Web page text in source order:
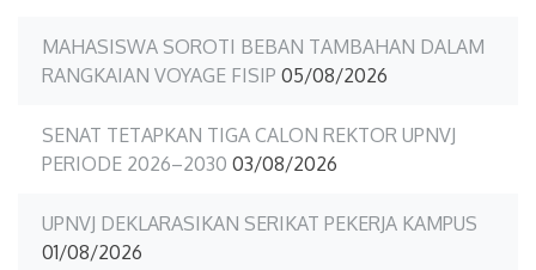
MAHASISWA SOROTI BEBAN TAMBAHAN DALAM
RANGKAIAN VOYAGE FISIP 05/08/2026
SENAT TETAPKAN TIGA CALON REKTOR UPNVJ
PERIODE 2026–2030 03/08/2026
UPNVJ DEKLARASIKAN SERIKAT PEKERJA KAMPUS
01/08/2026